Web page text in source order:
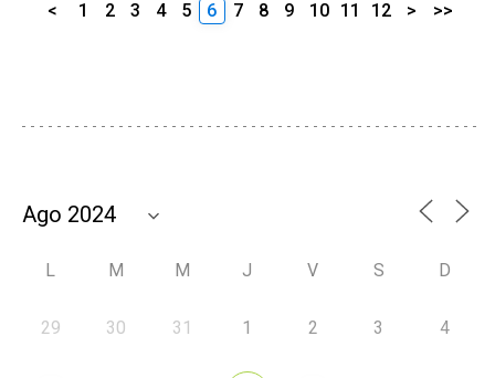
< 1 2 3 4 5 6 7 8 9 10 11 12 > >>
L M M J V S D
29 30 31 1 2 3 4